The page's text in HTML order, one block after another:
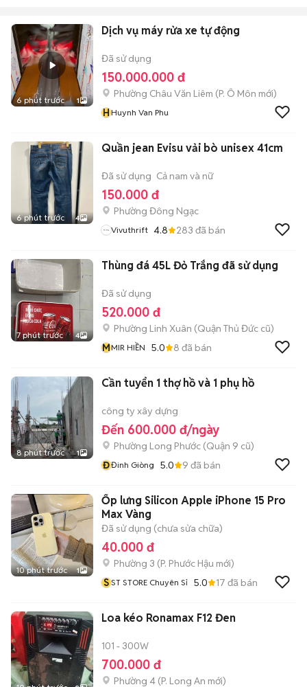
6 phút trước 1
Dịch vụ máy rửa xe tự động
Đã sử dụng
150.000.000 đ
Phường Châu Văn Liêm (P. Ô Môn mới)
HHuynh Van Phu
6 phút trước 4
Quần jean Evisu vải bò unisex 41cm
Đã sử dụng Cả nam và nữ
150.000 đ
Phường Đông Ngạc
Vivuthrift 4.8 283 đã bán
7 phút trước 4
Thùng đá 45L Đỏ Trắng đã sử dụng
Đã sử dụng
520.000 đ
Phường Linh Xuân (Quận Thủ Đức cũ)
MMIR HIỀN 5.0 8 đã bán
8 phút trước 1
Cần tuyển 1 thợ hồ và 1 phụ hồ
công ty xây dựng
Đến 600.000 đ/ngày
Phường Long Phước (Quận 9 cũ)
ĐĐinh Giòng 5.0 9 đã bán
10 phút trước 1
Ốp lưng Silicon Apple iPhone 15 Pro
Max Vàng
Đã sử dụng (chưa sửa chữa)
40.000 đ
Phường 3 (P. Phước Hậu mới)
S ST STORE Chuyên Sỉ 5.0 17 đã bán
Loa kéo Ronamax F12 Đen
101 - 300W
700.000 đ
Phường 4 (P. Long An mới)